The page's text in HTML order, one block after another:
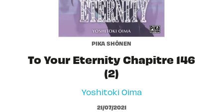
PIKA SHÔNEN
To Your Eternity Chapitre 146
(2)
Yoshitoki Oima
21/07/2021